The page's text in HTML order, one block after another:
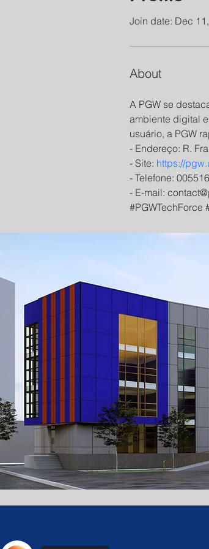
Join date: Dec
About
A PGW se
ambiente digital
usuário, a PGW
- Endereço: R.
- Site: https://
- Telefone:
- E-mail:
#PGWTechForce